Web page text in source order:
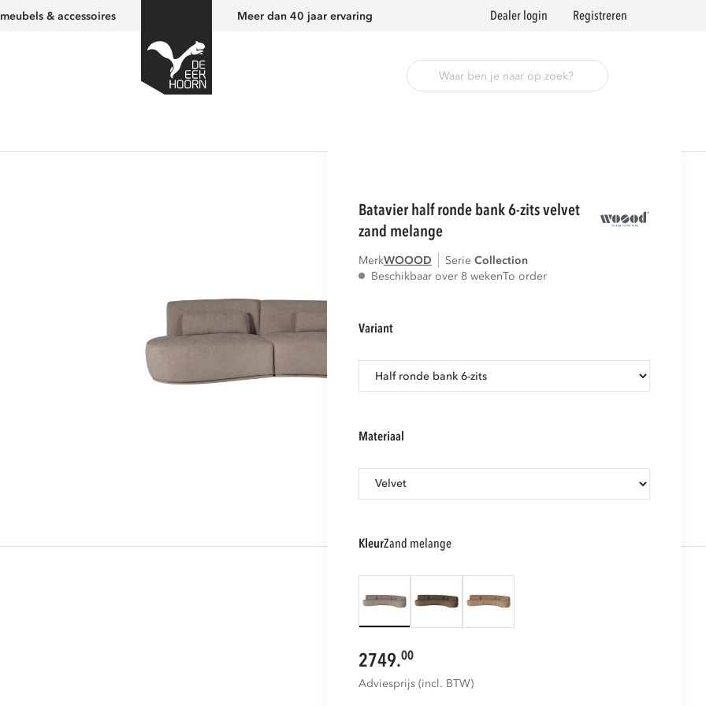
& accessoires Meer dan 40 jaar ervaring Dealer login Registreren
batavier half ronde bank 6-zits velvet
zand melange
MerkWOOOD Serie
collection
Beschikbaar over 8 wekenTo order
variant
materiaal
kleur zand melange
2749.00
Adviesprijs (incl. BTW)